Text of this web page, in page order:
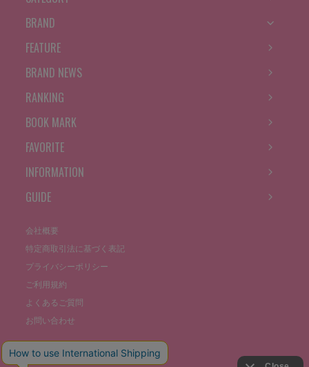
BRAND
FEATURE
BRAND NEWS
RANKING
BOOK MARK
FAVORITE
INFORMATION
GUIDE
会社概要
特定商取引法に基づく表記
プライバシーポリシー
ご利用規約
よくあるご質問
お問い合わせ